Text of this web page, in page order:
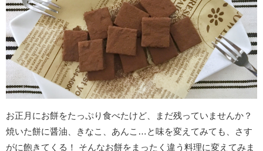
お正月にお餅をたっぷり食べたけど、まだ残っていませんか？
焼いた餅に醤油、きなこ、あんこ…と味を変えてみても、さす
がに飽きてくる！ そんなお餅をまったく違う料理に変えてみま